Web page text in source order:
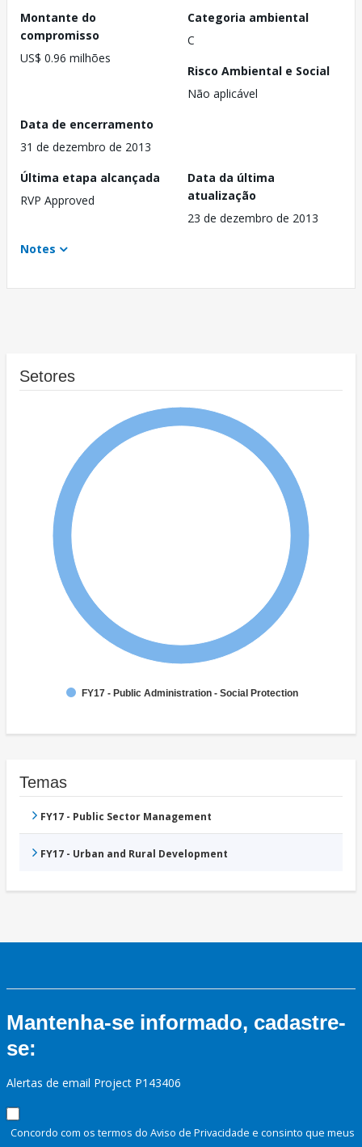
Montante do
compromisso
US$ 0.96 milhões
Categoria ambiental
C
Risco Ambiental e Social
Não aplicável
Data de encerramento
31 de dezembro de 2013
Última etapa alcançada
RVP Approved
Data da última
atualização
23 de dezembro de 2013
Notes
Setores
FY17 - Public Administration - Social Protection
Temas
FY17 - Public Sector Management
FY17 - Urban and Rural Development
Mantenha-se informado, cadastre-
se:
Alertas de email Project P143406
Concordo com os termos do Aviso de Privacidade e consinto que meus